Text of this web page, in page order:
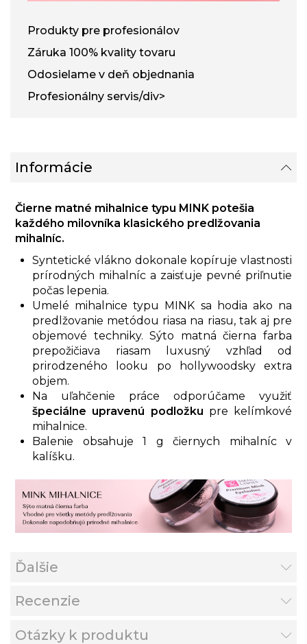
Produkty pre profesionálov
Záruka 100% kvality tovaru
Odosielame v deň objednania
Profesionálny servis/div>
Informácie
Čierne matné mihalnice typu MINK potešia
každého milovníka klasického predlžovania
mihalníc.
Syntetické vlákno dokonale kopíruje vlastnosti
prírodných mihalníc a zaisťuje pevné priľnutie
počas lepenia.
Umelé mihalnice typu MINK sa hodia ako na
predlžovanie metódou riasa na riasu, tak aj pre
objemové techniky. Sýto matná čierna farba
prepožičiava riasam luxusný vzhľad od
prirodzeného looku po hollywoodsky extra
objem.
Na uľahčenie práce odporúčame využiť
špeciálne upravenú podložku pre kelímkové
mihalnice.
Balenie obsahuje 1 g čiernych mihalníc v
kalíšku.
Ďalšie
Recenzie
Otázky k produktu